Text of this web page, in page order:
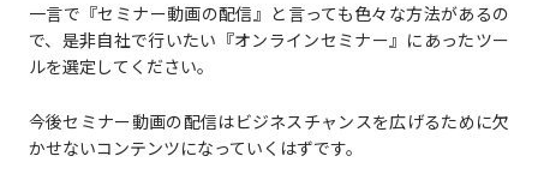
一言で『セミナー動画の配信』と言っても色々な方法があるの
で、是非自社で行いたい『オンラインセミナー』にあったツー
ルを選定してください。
今後セミナー動画の配信はビジネスチャンスを広げるために欠
かせないコンテンツになっていくはずです。